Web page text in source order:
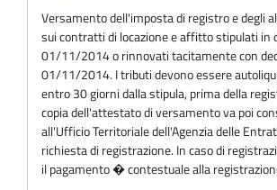
Versamento dell'imposta di registro e degli
sui contratti di locazione e affitto stipulati in
01/11/2014 o rinnovati tacitamente con
01/11/2014. I tributi devono essere
entro 30 giorni dalla stipula, prima della
copia dell'attestato di versamento va poi
all'Ufficio Territoriale dell'Agenzia delle
richiesta di registrazione. In caso di
il pagamento � contestuale alla